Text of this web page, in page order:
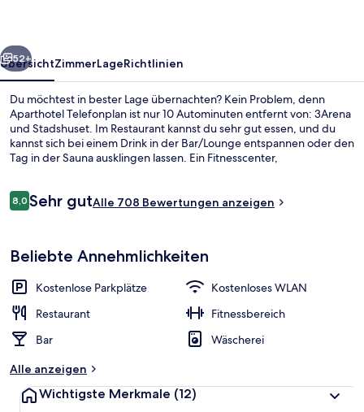
Weiter
52+
ÜbersichtZimmerLageRichtlinien
Du möchtest in bester Lage übernachten? Kein Problem, denn
Aparthotel Telefonplan ist nur 10 Autominuten entfernt von: 3Arena
und Stadshuset. Im Restaurant kannst du sehr gut essen, und du
kannst sich bei einem Drink in der Bar/Lounge entspannen oder den
Tag in der Sauna ausklingen lassen. Ein Fitnesscenter,
öffentlichen Verkehrsmitteln entfernt: Zur U-Bahn läuft man 7
Bewertungen
8,08,0 von 10.
Sehr gutAlle 708 Bewertungen anzeigen
Beliebte Annehmlichkeiten
Kostenlose Parkplätze
Kostenloses WLAN
Restaurant
Fitnessbereich
Bar
Wäscherei
Alle anzeigen
Wichtigste Merkmale (12)